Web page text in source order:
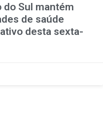
Sul mantém
de saúde
desta sexta-